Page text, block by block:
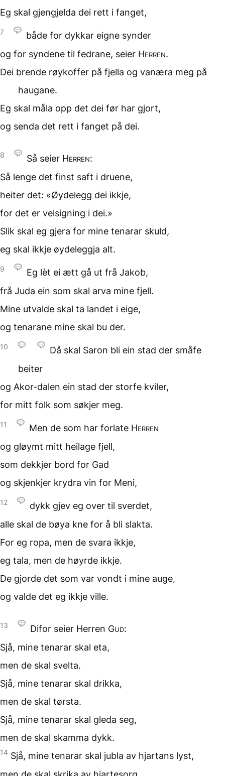
Eg skal gjengjelda dei rett i fanget,
7
både for dykkar eigne synder
og for syndene til fedrane, seier Herren.
Dei brende røykoffer på fjella og vanæra meg på
haugane.
Eg skal måla opp det dei før har gjort,
og senda det rett i fanget på dei.
8 Så seier Herren:
Så lenge det finst saft i druene,
heiter det: «Øydelegg dei ikkje,
for det er velsigning i dei.»
Slik skal eg gjera for mine tenarar skuld,
eg skal ikkje øydeleggja alt.
9 Eg lèt ei ætt gå ut frå Jakob,
frå Juda ein som skal arva mine fjell.
Mine utvalde skal ta landet i eige,
og tenarane mine skal bu der.
10 Då skal Saron bli ein stad der småfe
beiter
og Akor-dalen ein stad der storfe kviler,
for mitt folk som søkjer meg.
11 Men de som har forlate Herren
og gløymt mitt heilage fjell,
som dekkjer bord for Gad
og skjenkjer krydra vin for Meni,
12 dykk gjev eg over til sverdet,
alle skal de bøya kne for å bli slakta.
For eg ropa, men de svara ikkje,
eg tala, men de høyrde ikkje.
De gjorde det som var vondt i mine auge,
og valde det eg ikkje ville.
13 Difor seier Herren Gud:
Sjå, mine tenarar skal eta,
men de skal svelta.
Sjå, mine tenarar skal drikka,
men de skal tørsta.
Sjå, mine tenarar skal gleda seg,
men de skal skamma dykk.
14 Sjå, mine tenarar skal jubla av hjartans lyst,